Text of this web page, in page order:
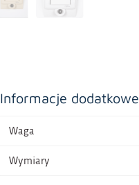
Informacje dodatkowe
Waga
Wymiary